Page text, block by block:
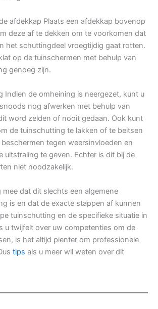
afdekkap Plaats een afdekkap bovenop
deze af te dekken om te voorkomen dat
het schuttingdeel vroegtijdig gaat rotten.
op de tuinschermen met behulp van
genoeg zijn.
Indien de omheining is neergezet, kunt u
nog afwerken met behulp van
word zelden of nooit gedaan. Ook kunt
de tuinschutting te lakken of te beitsen
tegen weersinvloeden en
uitstraling te geven. Echter is dit bij de
niet noodzakelijk.
mee dat dit slechts een algemene
is en dat de exacte stappen af kunnen
tuinschutting en de specifieke situatie in
u twijfelt over uw competenties om de
is het altijd pienter om professionele
tips als u meer wil weten over dit